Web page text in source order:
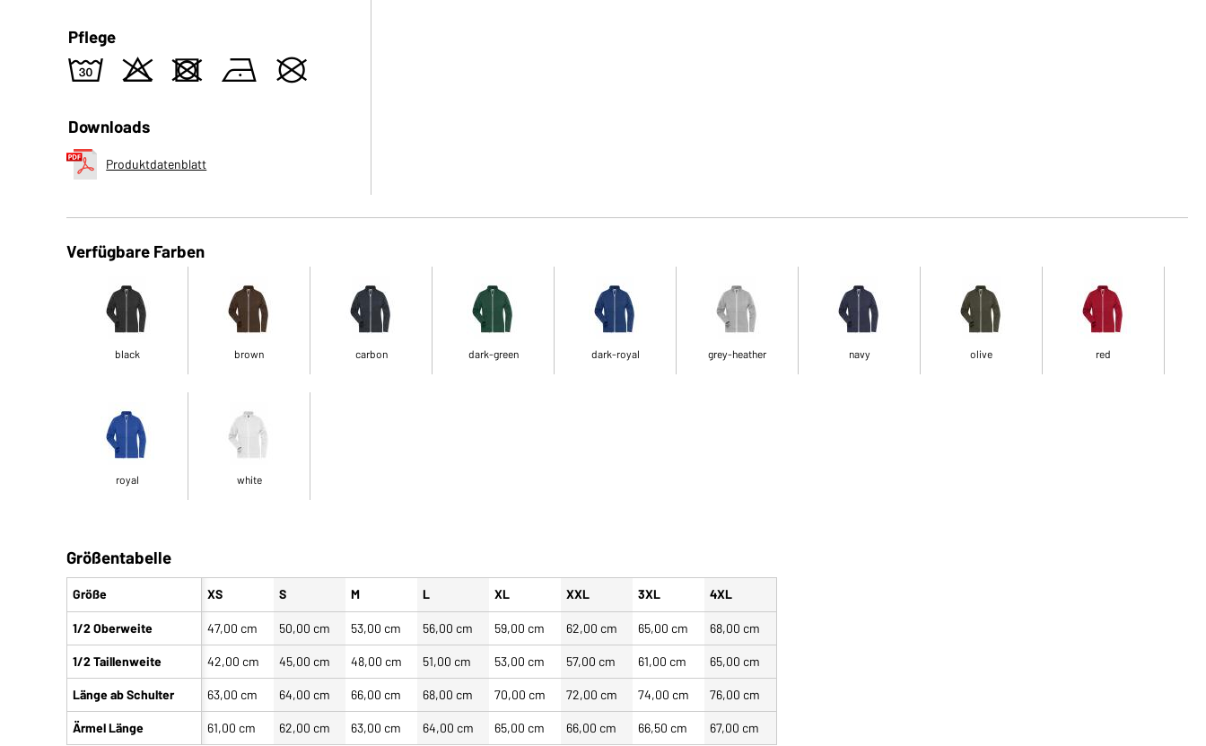
Pflege
w o d n U
Downloads
Produktdatenblatt
Verfügbare Farben
black brown carbon dark-green dark-royal grey-heather navy olive red
royal white
Größentabelle
Größe
1/2 Oberweite
1/2 Taillenweite
Länge ab Schulter
Ärmel Länge
XS S M L XL XXL 3XL 4XL
47,00 cm 50,00 cm 53,00 cm 56,00 cm 59,00 cm 62,00 cm 65,00 cm 68,00 cm
42,00 cm 45,00 cm 48,00 cm 51,00 cm 53,00 cm 57,00 cm 61,00 cm 65,00 cm
63,00 cm 64,00 cm 66,00 cm 68,00 cm 70,00 cm 72,00 cm 74,00 cm 76,00 cm
61,00 cm 62,00 cm 63,00 cm 64,00 cm 65,00 cm 66,00 cm 66,50 cm 67,00 cm